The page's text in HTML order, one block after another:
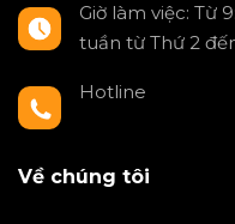
Giờ làm việc: Từ
tuần từ Thứ 2
Hotline
Về chúng tôi